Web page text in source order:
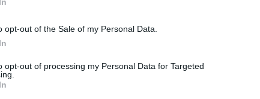
opt-out of the Sale of my Personal Data.
opt-out of processing my Personal Data for Targeted
nyár legforróbb napjai még
állnak a meteorológusok